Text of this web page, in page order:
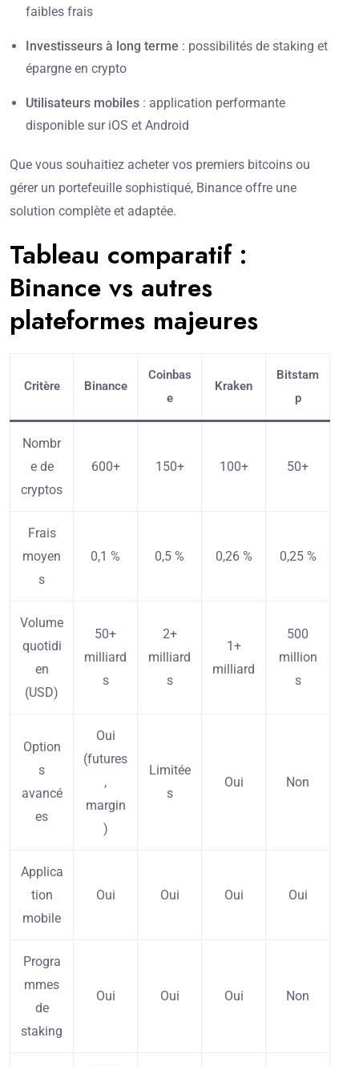
faibles frais
Investisseurs à long terme : possibilités de staking et
épargne en crypto
Utilisateurs mobiles : application performante
disponible sur iOS et Android
Que vous souhaitiez acheter vos premiers bitcoins ou
gérer un portefeuille sophistiqué, Binance offre une
solution complète et adaptée.
Tableau comparatif :
Binance vs autres
plateformes majeures
Critère Binance
Coinbas
e
Kraken
Bitstam
p
Nombr
e de
cryptos
600+ 150+ 100+ 50+
Frais
moyen
s
0,1 % 0,5 % 0,26 % 0,25 %
Volume
quotidi
en
(USD)
50+
milliard
s
2+
milliard
s
1+
milliard
500
million
s
Option
s
avancé
es
Oui
(futures
,
margin
)
Limitée
s
Oui Non
Applica
tion
mobile
Oui Oui Oui Oui
Progra
mmes
de
staking
Oui Oui Oui Non